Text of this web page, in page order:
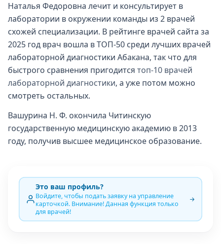
Наталья Федоровна лечит и консультирует в
лаборатории в окружении команды из 2 врачей
схожей специализации. В рейтинге врачей сайта за
2025 год врач вошла в ТОП-50 среди лучших врачей
лабораторной диагностики Абакана, так что для
быстрого сравнения пригодится топ-10 врачей
лабораторной диагностики, а уже потом можно
смотреть остальных.
Вашурина Н. Ф. окончила Читинскую
государственную медицинскую академию в 2013
году, получив высшее медицинское образование.
Это ваш профиль?
Войдите, чтобы подать заявку на управление
карточкой. Внимание! Данная функция только
для врачей!